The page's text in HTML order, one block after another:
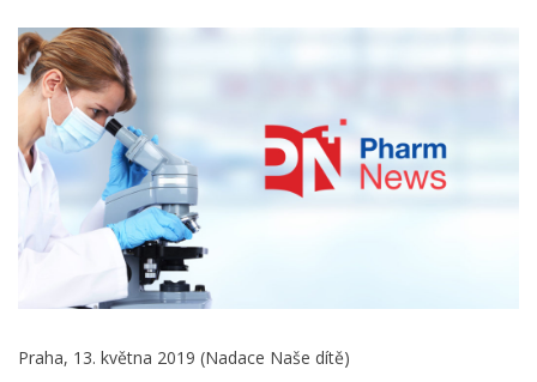
Praha, 13. května 2019 (Nadace Naše dítě)